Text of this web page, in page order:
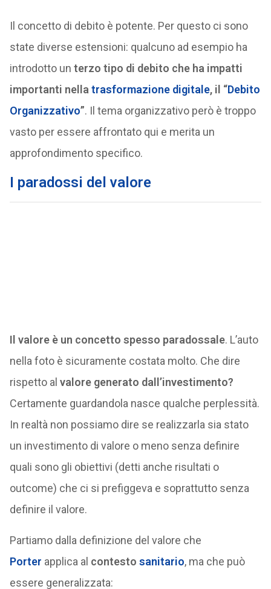
Il concetto di debito è potente. Per questo ci sono
state diverse estensioni: qualcuno ad esempio ha
introdotto un terzo tipo di debito che ha impatti
importanti nellatrasformazione digitale, il “Debito
Organizzativo”. Il tema organizzativo però è troppo
vasto per essere affrontato qui e merita un
approfondimento specifico.
I paradossi del valore
Il valore è un concetto spesso paradossale. L’auto
nella foto è sicuramente costata molto. Che dire
rispetto al valore generato dall’investimento?
Certamente guardandola nasce qualche perplessità.
In realtà non possiamo dire se realizzarla sia stato
un investimento di valore o meno senza definire
quali sono gli obiettivi (detti anche risultati o
outcome) che ci si prefiggeva e soprattutto senza
definire il valore.
Partiamo dalla definizione del valore che
Porter applica al contesto sanitario, ma che può
essere generalizzata: